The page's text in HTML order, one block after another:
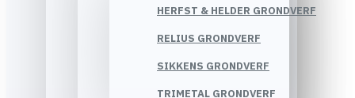
HERFST & HELDER GRONDVERF
RELIUS GRONDVERF
SIKKENS GRONDVERF
TRIMETAL GRONDVERF